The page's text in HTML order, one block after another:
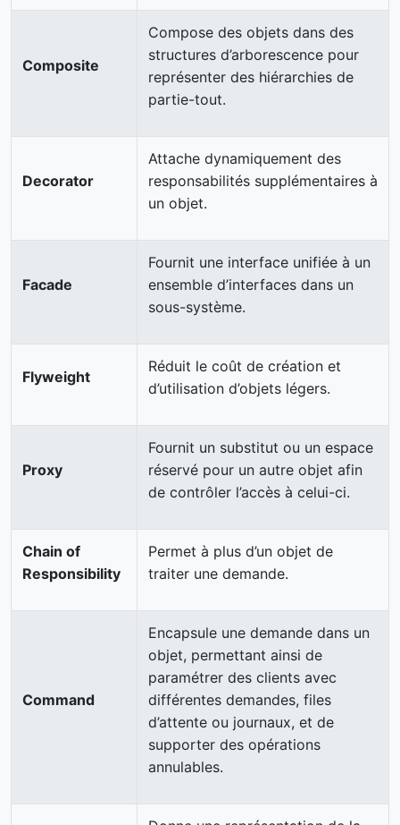
Composite
Compose des objets dans des
structures d’arborescence pour
représenter des hiérarchies de
partie-tout.
Decorator
Attache dynamiquement des
responsabilités supplémentaires à
un objet.
Facade
Fournit une interface unifiée à un
ensemble d’interfaces dans un
sous-système.
Flyweight
Réduit le coût de création et
d’utilisation d’objets légers.
Proxy
Fournit un substitut ou un espace
réservé pour un autre objet afin
de contrôler l’accès à celui-ci.
Chain of
Responsibility
Permet à plus d’un objet de
traiter une demande.
Command
Encapsule une demande dans un
objet, permettant ainsi de
paramétrer des clients avec
différentes demandes, files
d’attente ou journaux, et de
supporter des opérations
annulables.